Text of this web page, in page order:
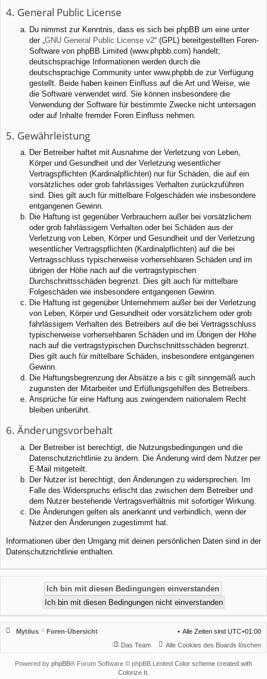
4. General Public License
Du nimmst zur Kenntnis, dass es sich bei phpBB um eine unter
der „ GNU General Public License v2“ (GPL) bereitgestellten Foren-
Software von phpBB Limited (www.phpbb.com) handelt;
deutschsprachige Informationen werden durch die
deutschsprachige Community unter www.phpbb.de zur Verfügung
gestellt. Beide haben keinen Einfluss auf die Art und Weise, wie
die Software verwendet wird. Sie können insbesondere die
Verwendung der Software für bestimmte Zwecke nicht untersagen
oder auf Inhalte fremder Foren Einfluss nehmen.
5. Gewährleistung
Der Betreiber haftet mit Ausnahme der Verletzung von Leben,
Körper und Gesundheit und der Verletzung wesentlicher
Vertragspflichten (Kardinalpflichten) nur für Schäden, die auf ein
vorsätzliches oder grob fahrlässiges Verhalten zurückzuführen
sind. Dies gilt auch für mittelbare Folgeschäden wie insbesondere
entgangenen Gewinn.
Die Haftung ist gegenüber Verbrauchern außer bei vorsätzlichem
oder grob fahrlässigem Verhalten oder bei Schäden aus der
Verletzung von Leben, Körper und Gesundheit und der Verletzung
wesentlicher Vertragspflichten (Kardinalpflichten) auf die bei
Vertragsschluss typischerweise vorhersehbaren Schäden und im
übrigen der Höhe nach auf die vertragstypischen
Durchschnittsschäden begrenzt. Dies gilt auch für mittelbare
Folgeschäden wie insbesondere entgangenen Gewinn.
Die Haftung ist gegenüber Unternehmern außer bei der Verletzung
von Leben, Körper und Gesundheit oder vorsätzlichem oder grob
fahrlässigem Verhalten des Betreibers auf die bei Vertragsschluss
typischerweise vorhersehbaren Schäden und im Übrigen der Höhe
nach auf die vertragstypischen Durchschnittsschäden begrenzt.
Dies gilt auch für mittelbare Schäden, insbesondere entgangenen
Gewinn.
Die Haftungsbegrenzung der Absätze a bis c gilt sinngemäß auch
zugunsten der Mitarbeiter und Erfüllungsgehilfen des Betreibers.
Ansprüche für eine Haftung aus zwingendem nationalem Recht
bleiben unberührt.
6. Änderungsvorbehalt
Der Betreiber ist berechtigt, die Nutzungsbedingungen und die
Datenschutzrichtlinie zu ändern. Die Änderung wird dem Nutzer per
E-Mail mitgeteilt.
Der Nutzer ist berechtigt, den Änderungen zu widersprechen. Im
Falle des Widerspruchs erlischt das zwischen dem Betreiber und
dem Nutzer bestehende Vertragsverhältnis mit sofortiger Wirkung.
Die Änderungen gelten als anerkannt und verbindlich, wenn der
Nutzer den Änderungen zugestimmt hat.
Informationen über den Umgang mit deinen persönlichen Daten sind in der
Datenschutzrichtlinie enthalten.
Mytilus Foren-Übersicht Alle Zeiten sind UTC+01:00
Alle Cookies des Boards löschen
Das Team
Powered by phpBB® Forum Software © phpBB Limited Color scheme created with
Colorize It